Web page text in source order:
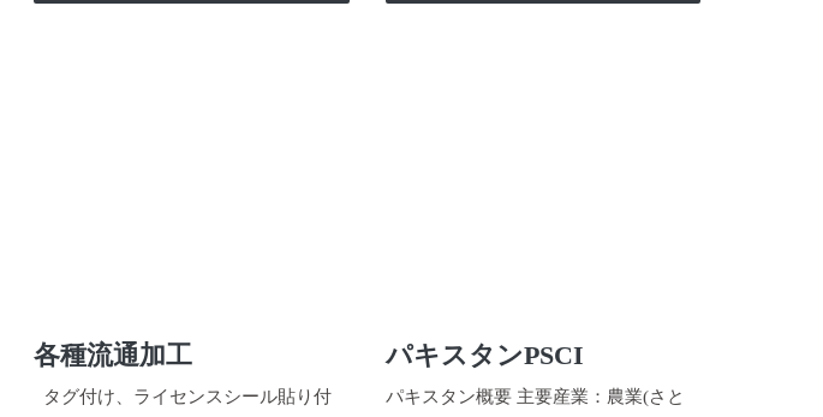
各種流通加工
タグ付け、ライセンスシール貼り付
パキスタンPSCI
パキスタン概要 主要産業：農業(さと